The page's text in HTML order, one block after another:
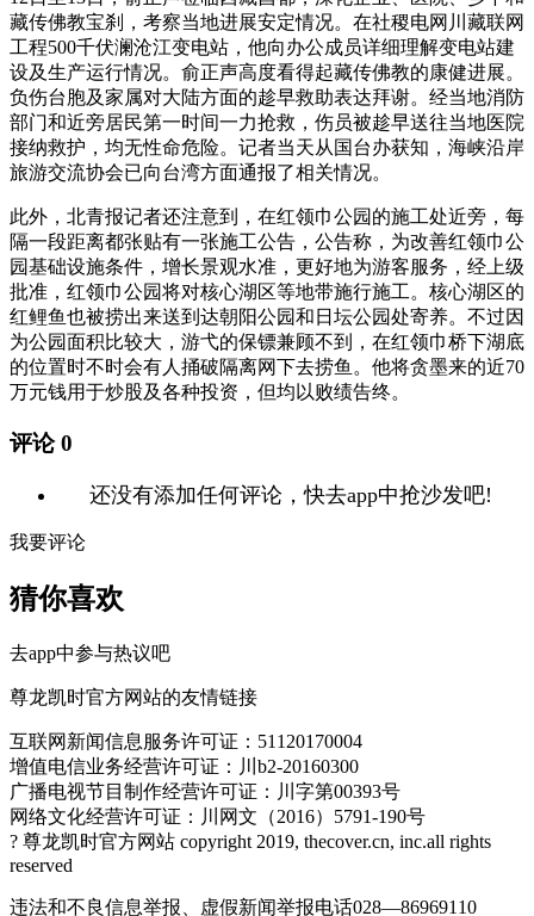
藏传佛教宝刹，考察当地进展安定情况。在社稷电网川藏联网
工程500千伏澜沧江变电站，他向办公成员详细理解变电站建
设及生产运行情况。俞正声高度看得起藏传佛教的康健进展。
负伤台胞及家属对大陆方面的趁早救助表达拜谢。经当地消防
部门和近旁居民第一时间一力抢救，伤员被趁早送往当地医院
接纳救护，均无性命危险。记者当天从国台办获知，海峡沿岸
旅游交流协会已向台湾方面通报了相关情况。
此外，北青报记者还注意到，在红领巾公园的施工处近旁，每
隔一段距离都张贴有一张施工公告，公告称，为改善红领巾公
园基础设施条件，增长景观水准，更好地为游客服务，经上级
批准，红领巾公园将对核心湖区等地带施行施工。核心湖区的
红鲤鱼也被捞出来送到达朝阳公园和日坛公园处寄养。不过因
为公园面积比较大，游弋的保镖兼顾不到，在红领巾桥下湖底
的位置时不时会有人捅破隔离网下去捞鱼。他将贪墨来的近70
万元钱用于炒股及各种投资，但均以败绩告终。
评论 0
还没有添加任何评论，快去app中抢沙发吧!
我要评论
猜你喜欢
去app中参与热议吧
尊龙凯时官方网站的友情链接
互联网新闻信息服务许可证：51120170004
增值电信业务经营许可证：川b2-20160300
广播电视节目制作经营许可证：川字第00393号
网络文化经营许可证：川网文（2016）5791-190号
? 尊龙凯时官方网站 copyright 2019, thecover.cn, inc.all rights
reserved
违法和不良信息举报、虚假新闻举报电话028—86969110